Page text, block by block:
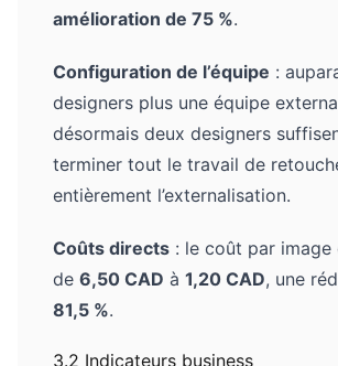
amélioration de 75 %.
Configuration de l’équipe :
designers plus une équipe
désormais deux designers
terminer tout le travail de
entièrement l’externalisation.
Coûts directs : le coût par image
de 6,50 CAD à 1,20 CAD, une
81,5 %.
3.2 Indicateurs business